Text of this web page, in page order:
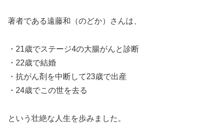
著者である遠藤和（のどか）さんは、
・21歳でステージ4の大腸がんと診断
・22歳で結婚
・抗がん剤を中断して23歳で出産
・24歳でこの世を去る
という壮絶な人生を歩みました。